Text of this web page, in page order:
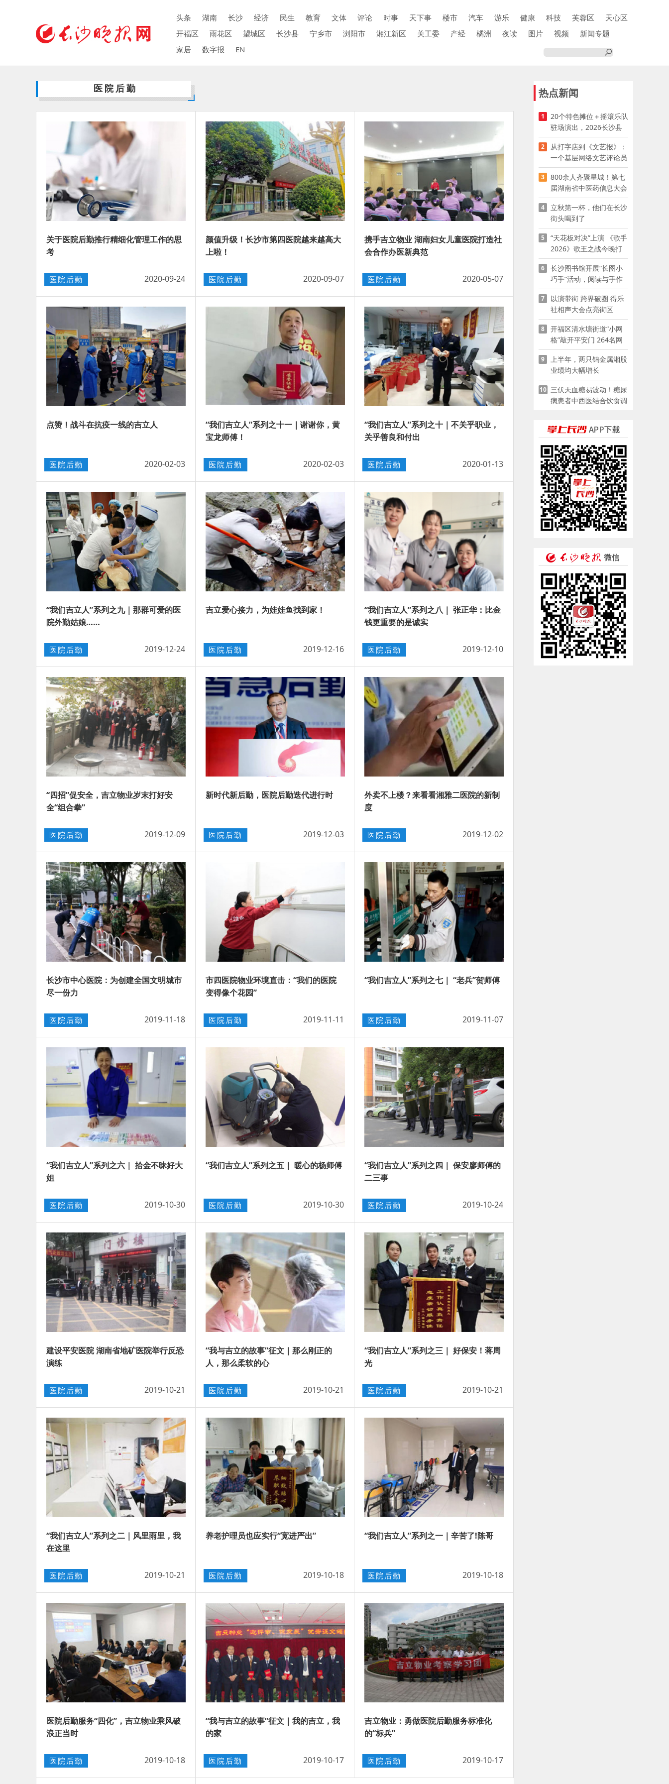
头条 湖南 长沙 经济 民生 教育 文体 评论 时事 天下事 楼市 汽车 游乐 健康 科技 芙蓉区
天心区
开福区
雨花区 望城区 长沙县 宁乡市 浏阳市 湘江新区 关工委 产经 橘洲 夜读 图片 视频
新闻专题
家居
数字报 EN
医院后勤
关于医院后勤推行精细化管理工作的思
考
医院后勤 2020-09-24
颜值升级！长沙市第四医院越来越高大
上啦！
医院后勤 2020-09-07
携手吉立物业 湖南妇女儿童医院打造社
会合作办医新典范
医院后勤 2020-05-07
点赞！战斗在抗疫一线的吉立人
医院后勤 2020-02-03
“我们吉立人”系列之十一｜谢谢你，黄
宝龙师傅！
医院后勤 2020-02-03
“我们吉立人”系列之十｜不关乎职业，
关乎善良和付出
医院后勤 2020-01-13
“我们吉立人”系列之九｜那群可爱的医
院外勤姑娘……
医院后勤 2019-12-24
吉立爱心接力，为娃娃鱼找到家！
医院后勤 2019-12-16
“我们吉立人”系列之八｜ 张正华：比金
钱更重要的是诚实
医院后勤 2019-12-10
“四招”促安全，吉立物业岁末打好安
全“组合拳”
医院后勤 2019-12-09
新时代新后勤，医院后勤迭代进行时
医院后勤 2019-12-03
外卖不上楼？来看看湘雅二医院的新制
度
医院后勤 2019-12-02
长沙市中心医院：为创建全国文明城市
尽一份力
医院后勤 2019-11-18
市四医院物业环境直击：“我们的医院
变得像个花园”
医院后勤 2019-11-11
“我们吉立人”系列之七｜ “老兵”贺师傅
医院后勤 2019-11-07
“我们吉立人”系列之六｜ 拾金不昧好大
姐
医院后勤 2019-10-30
“我们吉立人”系列之五｜ 暖心的杨师傅
医院后勤 2019-10-30
“我们吉立人”系列之四｜ 保安廖师傅的
二三事
医院后勤 2019-10-24
建设平安医院 湖南省地矿医院举行反恐
演练
医院后勤 2019-10-21
“我与吉立的故事”征文｜那么刚正的
人，那么柔软的心
医院后勤 2019-10-21
“我们吉立人”系列之三｜ 好保安！蒋周
光
医院后勤 2019-10-21
“我们吉立人”系列之二｜风里雨里，我
在这里
医院后勤 2019-10-21
养老护理员也应实行“宽进严出”
医院后勤 2019-10-18
“我们吉立人”系列之一｜辛苦了!陈哥
医院后勤 2019-10-18
医院后勤服务“四化”，吉立物业乘风破
浪正当时
医院后勤 2019-10-18
“我与吉立的故事”征文｜我的吉立，我
的家
医院后勤 2019-10-17
吉立物业：勇做医院后勤服务标准化
的“标兵”
医院后勤 2019-10-17
热点新闻
1
20个特色摊位＋摇滚乐队
驻场演出，2026长沙县
夜市嘉年华启幕
2
从打字店到《文艺报》：
一个基层网络文艺评论员
的突围
3
800余人齐聚星城！第七
届湖南省中医药信息大会
开幕，AI正在“读懂”古老
中医
4
立秋第一杯，他们在长沙
街头喝到了
5
“天花板对决”上演 《歌手
2026》歌王之战今晚打
响
6
长沙图书馆开展“长图小
巧手”活动，阅读与手作
赋能少儿暑期成长
7
以演带街 跨界破圈 得乐
社相声大会点亮街区
8
开福区清水塘街道“小网
格”敲开平安门 264名网
格员扫楼“错峰问安”
9
上半年，两只钨金属湘股
业绩均大幅增长
10 三伏天血糖易波动！糖尿
病患者中西医结合饮食调